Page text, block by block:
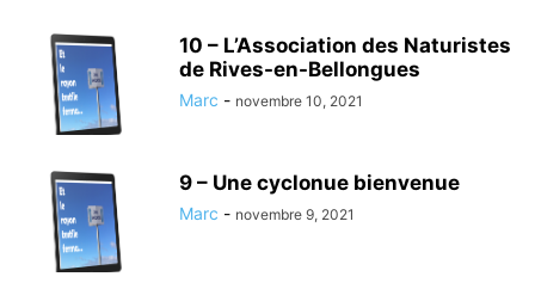
10 – L’Association des Naturistes
de Rives-en-Bellongues
Marc - novembre 10, 2021
9 – Une cyclonue bienvenue
Marc - novembre 9, 2021